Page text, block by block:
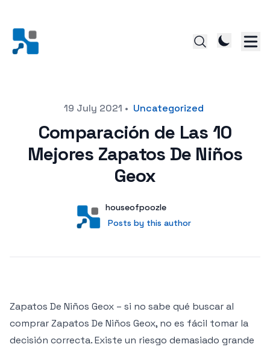
19 July 2021 • Uncategorized
Comparación de Las 10
Mejores Zapatos De Niños
Geox
User
houseofpoozle
Posts by this author
Posts by this author
Zapatos De Niños Geox – si no sabe qué buscar al
comprar Zapatos De Niños Geox, no es fácil tomar la
decisión correcta. Existe un riesgo demasiado grande